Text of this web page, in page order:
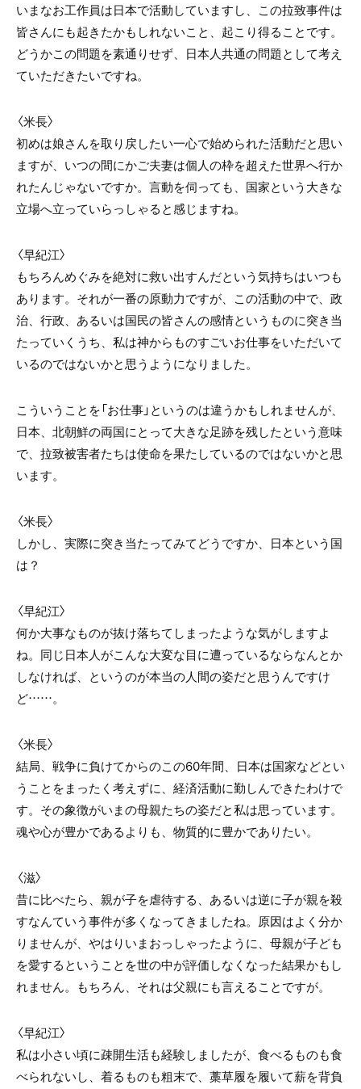
いまなお工作員は日本で活動していますし、この拉致事件は
皆さんにも起きたかもしれないこと、起こり得ることです。
どうかこの問題を素通りせず、日本人共通の問題として考え
ていただきたいですね。
〈米長〉
初めは娘さんを取り戻したい一心で始められた活動だと思い
ますが、いつの間にかご夫妻は個人の枠を超えた世界へ行か
れたんじゃないですか。言動を伺っても、国家という大きな
立場へ立っていらっしゃると感じますね。
〈早紀江〉
もちろんめぐみを絶対に救い出すんだという気持ちはいつも
あります。それが一番の原動力ですが、この活動の中で、政
治、行政、あるいは国民の皆さんの感情というものに突き当
たっていくうち、私は神からものすごいお仕事をいただいて
いるのではないかと思うようになりました。
こういうことを「お仕事」というのは違うかもしれませんが、
日本、北朝鮮の両国にとって大きな足跡を残したという意味
で、拉致被害者たちは使命を果たしているのではないかと思
います。
〈米長〉
しかし、実際に突き当たってみてどうですか、日本という国
は？
〈早紀江〉
何か大事なものが抜け落ちてしまったような気がしますよ
ね。同じ日本人がこんな大変な目に遭っているならなんとか
しなければ、というのが本当の人間の姿だと思うんですけ
ど……。
〈米長〉
結局、戦争に負けてからのこの60年間、日本は国家などとい
うことをまったく考えずに、経済活動に勤しんできたわけで
す。その象徴がいまの母親たちの姿だと私は思っています。
魂や心が豊かであるよりも、物質的に豊かでありたい。
〈滋〉
昔に比べたら、親が子を虐待する、あるいは逆に子が親を殺
すなんていう事件が多くなってきましたね。原因はよく分か
りませんが、やはりいまおっしゃったように、母親が子ども
を愛するということを世の中が評価しなくなった結果かもし
れません。もちろん、それは父親にも言えることですが。
〈早紀江〉
私は小さい頃に疎開生活も経験しましたが、食べるものも食
べられないし、着るものも粗末で、藁草履を履いて薪を背負